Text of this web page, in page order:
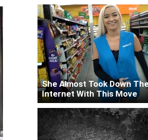
She Almost Took Down
Internet With This Move